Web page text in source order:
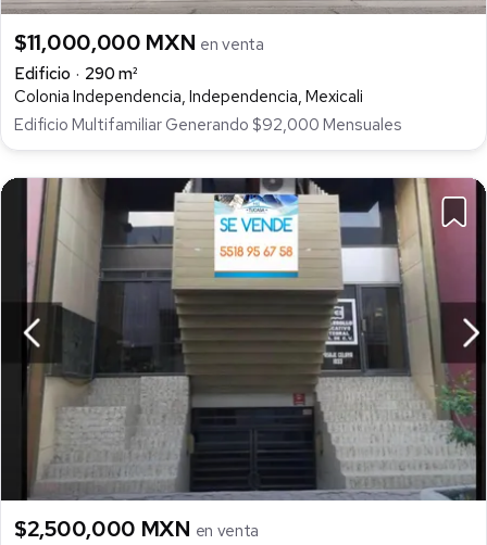
$11,000,000 MXN en venta
Edificio
290 m²
Colonia Independencia, Independencia, Mexicali
Edificio Multifamiliar Generando $92,000 Mensuales
$2,500,000 MXN en venta